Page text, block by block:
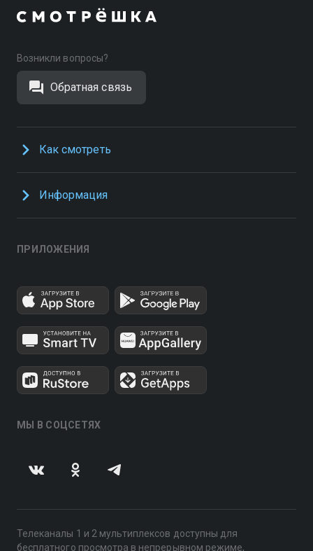
Возникли вопросы?
Обратная связь
Как смотреть
Информация
ПРИЛОЖЕНИЯ
МЫ В СОЦСЕТЯХ
Телеканалы 1 и 2 мультиплексов доступны для
бесплатного просмотра в непрерывном режиме,